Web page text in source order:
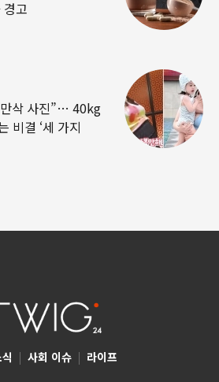
고
삭 사진”… 40kg
비결 ‘세 가지
| 사회 이슈 | 라이프